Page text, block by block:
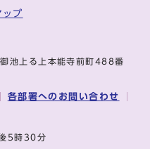
ップ
池上る上本能寺前町488番
各部署へのお問い合わせ
後5時30分